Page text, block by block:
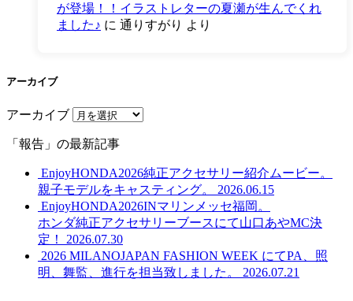
が登場！！イラストレターの夏瀬が生んでくれ
ました♪ に 通りすがり より
アーカイブ
アーカイブ
「報告」の最新記事
EnjoyHONDA2026純正アクセサリー紹介ムービー。
親子モデルをキャスティング。
2026.06.15
EnjoyHONDA2026INマリンメッセ福岡。
ホンダ純正アクセサリーブースにて山口あやMC決
定！
2026.07.30
2026 MILANOJAPAN FASHION WEEK にてPA、照
明、舞監、進行を担当致しました。
2026.07.21